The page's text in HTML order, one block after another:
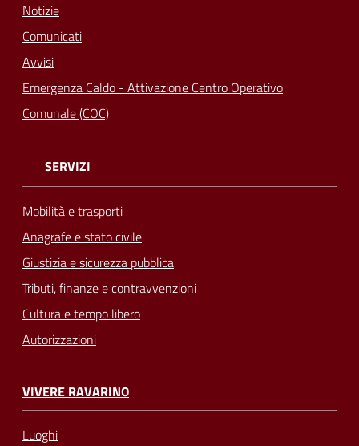
Notizie
Comunicati
Avvisi
Emergenza Caldo - Attivazione Centro Operativo
Comunale (COC)
SERVIZI
Mobilità e trasporti
Anagrafe e stato civile
Giustizia e sicurezza pubblica
Tributi, finanze e contravvenzioni
Cultura e tempo libero
Autorizzazioni
VIVERE RAVARINO
Luoghi